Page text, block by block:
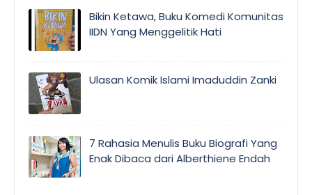
Bikin Ketawa, Buku Komedi Komunitas
IIDN Yang Menggelitik Hati
Ulasan Komik Islami Imaduddin Zanki
7 Rahasia Menulis Buku Biografi Yang
Enak Dibaca dari Alberthiene Endah